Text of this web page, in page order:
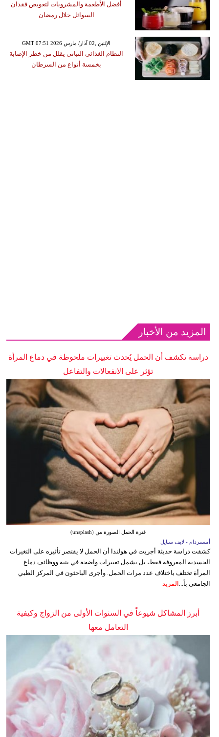
أفضل الأطعمة والمشروبات لتعويض فقدان
السوائل خلال رمضان
GMT 07:51 2026 الإثنين ,02 آذار/ مارس
النظام الغذائي النباتي يقلل من خطر الإصابة
بخمسة أنواع من السرطان
المزيد من الأخبار
دراسة تكشف أن الحمل يُحدث تغييرات ملحوظة في دماغ المرأة
تؤثر على الانفعالات والتفاعل
فترة الحمل الصورة من (unsplash)
أمستردام - لايف ستايل
كشفت دراسة حديثة أجريت في هولندا أن الحمل لا يقتصر تأثيره على التغيرات
الجسدية المعروفة فقط، بل يشمل تغييرات واضحة في بنية ووظائف دماغ
المرأة تختلف باختلاف عدد مرات الحمل. وأجرى الباحثون في المركز الطبي
الجامعي بأ... المزيد
أبرز المشاكل شيوعاً في السنوات الأولى من الزواج وكيفية
التعامل معها